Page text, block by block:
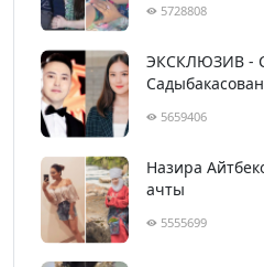
5728808
ЭКСКЛЮЗИВ -
5659406
Назира
ачты
5555699